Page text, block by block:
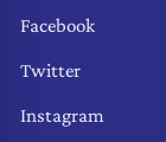
Facebook
Twitter
Instagram